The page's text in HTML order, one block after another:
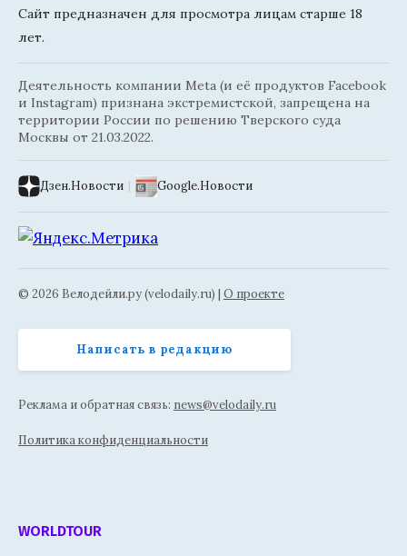
Сайт предназначен для просмотра лицам старше 18
лет.
Деятельность компании Meta (и её продуктов Facebook
и Instagram) признана экстремистской, запрещена на
территории России по решению Тверского суда
Москвы от 21.03.2022.
Дзен.Новости | Google.Новости
© 2026 Велодейли.ру (velodaily.ru) | О проекте
Написать в редакцию
Реклама и обратная связь: news@velodaily.ru
Политика конфиденциальности
WORLDTOUR